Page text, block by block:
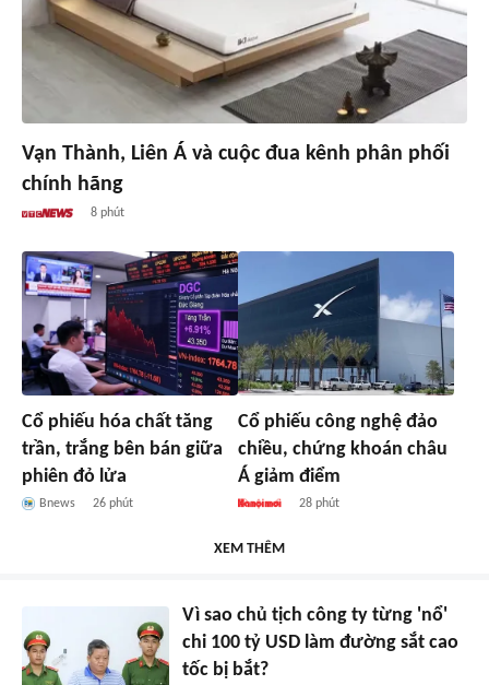
Vạn Thành, Liên Á và cuộc đua kênh phân phối
chính hãng
8 phút
Cổ phiếu hóa chất tăng
trần, trắng bên bán giữa
phiên đỏ lửa
Bnews 26 phút
Cổ phiếu công nghệ đảo
chiều, chứng khoán châu
Á giảm điểm
28 phút
XEM THÊM
Vì sao chủ tịch công ty từng 'nổ'
chi 100 tỷ USD làm đường sắt cao
tốc bị bắt?